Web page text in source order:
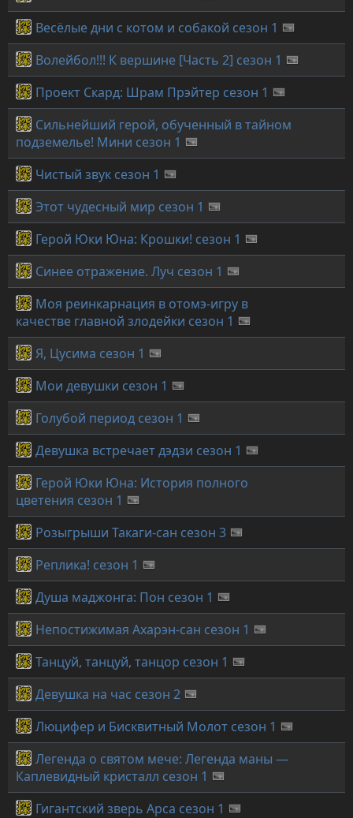
Весёлые дни с котом и собакой сезон 1
Волейбол!!! К вершине [Часть 2] сезон 1
Проект Скард: Шрам Прэйтер сезон 1
Сильнейший герой, обученный в тайном
подземелье! Мини сезон 1
Чистый звук сезон 1
Этот чудесный мир сезон 1
Герой Юки Юна: Крошки! сезон 1
Синее отражение. Луч сезон 1
Моя реинкарнация в отомэ-игру в
качестве главной злодейки сезон 1
Я, Цусима сезон 1
Мои девушки сезон 1
Голубой период сезон 1
Девушка встречает дэдзи сезон 1
Герой Юки Юна: История полного
цветения сезон 1
Розыгрыши Такаги-сан сезон 3
Реплика! сезон 1
Душа маджонга: Пон сезон 1
Непостижимая Ахарэн-сан сезон 1
Танцуй, танцуй, танцор сезон 1
Девушка на час сезон 2
Люцифер и Бисквитный Молот сезон 1
Легенда о святом мече: Легенда маны —
Каплевидный кристалл сезон 1
Гигантский зверь Арса сезон 1